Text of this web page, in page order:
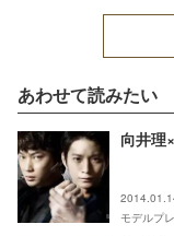
あわせて読みたい
向井理
モデルプ